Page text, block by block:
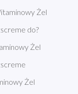
Żel
do?
Żel
Żel